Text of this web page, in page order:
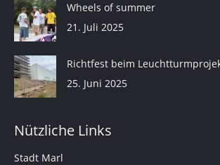
Wheels of summer
21. Juli 2025
Richtfest beim
25. Juni 2025
Nützliche Links
Stadt Marl